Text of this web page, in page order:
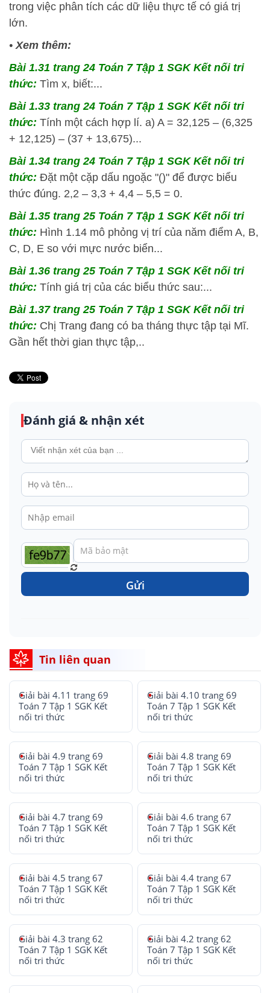
trong việc phân tích các dữ liệu thực tế có giá trị
lớn.
• Xem thêm:
Bài 1.31 trang 24 Toán 7 Tập 1 SGK Kết nối tri
thức: Tìm x, biết:...
Bài 1.33 trang 24 Toán 7 Tập 1 SGK Kết nối tri
thức: Tính một cách hợp lí. a) A = 32,125 – (6,325
+ 12,125) – (37 + 13,675)...
Bài 1.34 trang 24 Toán 7 Tập 1 SGK Kết nối tri
thức: Đặt một cặp dấu ngoặc "()" để được biểu
thức đúng. 2,2 – 3,3 + 4,4 – 5,5 = 0.
Bài 1.35 trang 25 Toán 7 Tập 1 SGK Kết nối tri
thức: Hình 1.14 mô phỏng vị trí của năm điểm A, B,
C, D, E so với mực nước biển...
Bài 1.36 trang 25 Toán 7 Tập 1 SGK Kết nối tri
thức: Tính giá trị của các biểu thức sau:...
Bài 1.37 trang 25 Toán 7 Tập 1 SGK Kết nối tri
thức: Chị Trang đang có ba tháng thực tập tại Mĩ.
Gần hết thời gian thực tập,..
Đánh giá & nhận xét
Gửi
Tin liên quan
Giải bài 4.11 trang 69
Toán 7 Tập 1 SGK Kết
nối tri thức
Giải bài 4.10 trang 69
Toán 7 Tập 1 SGK Kết
nối tri thức
Giải bài 4.9 trang 69
Toán 7 Tập 1 SGK Kết
nối tri thức
Giải bài 4.8 trang 69
Toán 7 Tập 1 SGK Kết
nối tri thức
Giải bài 4.7 trang 69
Toán 7 Tập 1 SGK Kết
nối tri thức
Giải bài 4.6 trang 67
Toán 7 Tập 1 SGK Kết
nối tri thức
Giải bài 4.5 trang 67
Toán 7 Tập 1 SGK Kết
nối tri thức
Giải bài 4.4 trang 67
Toán 7 Tập 1 SGK Kết
nối tri thức
Giải bài 4.3 trang 62
Toán 7 Tập 1 SGK Kết
nối tri thức
Giải bài 4.2 trang 62
Toán 7 Tập 1 SGK Kết
nối tri thức